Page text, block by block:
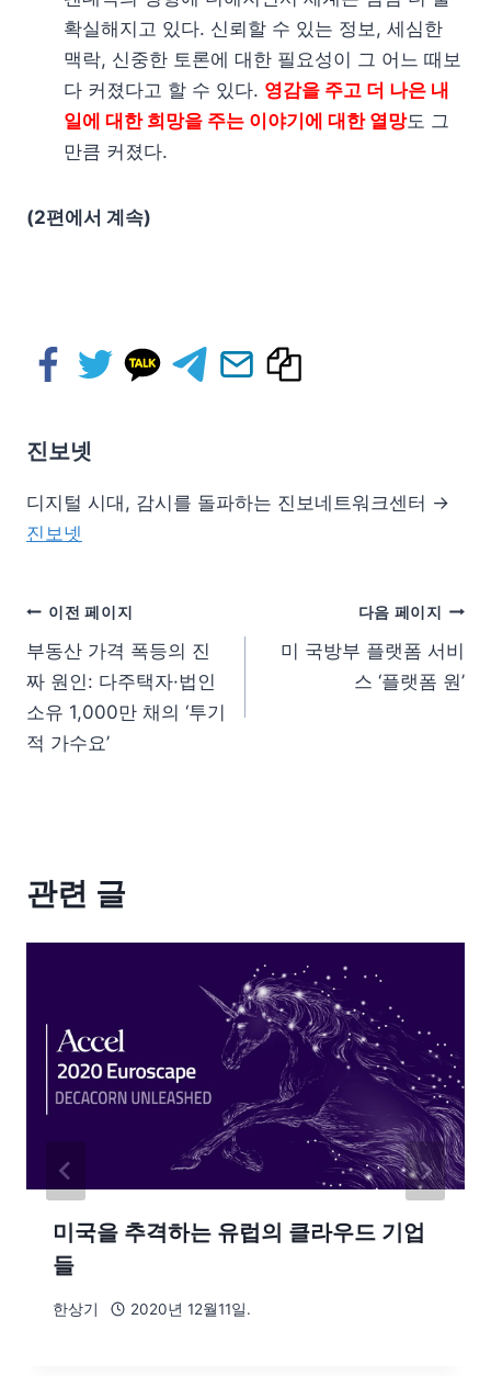
확실해지고 있다. 신뢰할 수 있는 정보, 세심한
맥락, 신중한 토론에 대한 필요성이 그 어느 때보
다 커졌다고 할 수 있다. 영감을 주고 더 나은 내
일에 대한 희망을 주는 이야기에 대한 열망도 그
만큼 커졌다.
(2편에서 계속)
진보넷
디지털 시대, 감시를 돌파하는 진보네트워크센터 →
진보넷
이전 페이지
부동산 가격 폭등의 진
짜 원인: 다주택자·법인
소유 1,000만 채의 ‘투기
적 가수요’
다음 페이지
미 국방부 플랫폼 서비
스 ‘플랫폼 원’
관련 글
미국을 추격하는 유럽의 클라우드 기업
들
한상기 2020년 12월11일.